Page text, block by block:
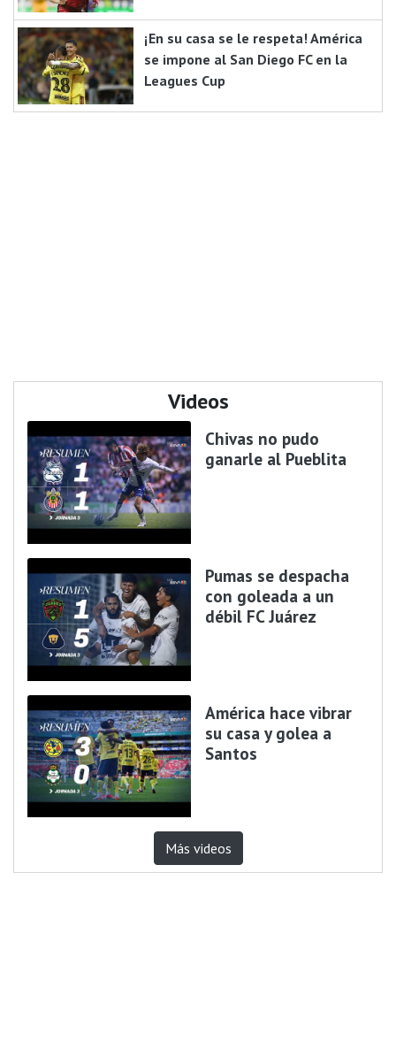
¡En su casa se le respeta! América
se impone al San Diego FC en la
Leagues Cup
Videos
Chivas no pudo
ganarle al Pueblita
Pumas se despacha
con goleada a un
débil FC Juárez
América hace vibrar
su casa y golea a
Santos
Más videos